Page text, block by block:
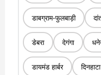
डाबग्राम-फुलबाड़ी
डेबरा देगंगा
डायमंड हार्बर दिनहाटा